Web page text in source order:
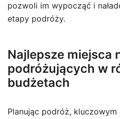
pozwoli im wypocząć i
etapy podróży.
Najlepsze miejsca
podróżujących w
budżetach
Planując podróż,